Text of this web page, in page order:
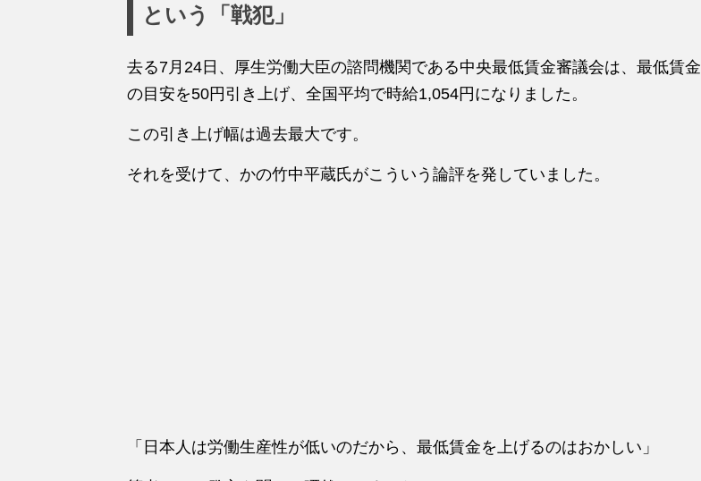
という「戦犯」
去る7月24日、厚生労働大臣の諮問機関である中央最低賃金審議会は、最低賃金
の目安を50円引き上げ、全国平均で時給1,054円になりました。
この引き上げ幅は過去最大です。
それを受けて、かの竹中平蔵氏がこういう論評を発していました。
「日本人は労働生産性が低いのだから、最低賃金を上げるのはおかしい」